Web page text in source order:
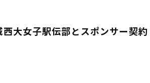
西大女子駅伝部とスポンサー契